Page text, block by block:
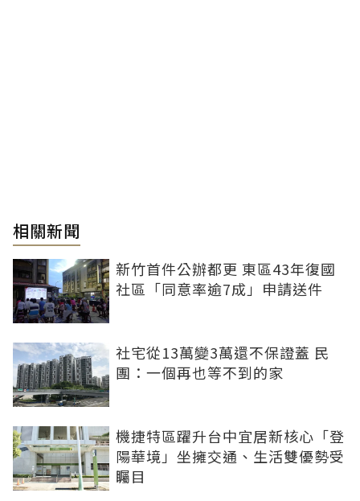
相關新聞
新竹首件公辦都更 東區43年復國
社區「同意率逾7成」申請送件
社宅從13萬變3萬還不保證蓋 民
團：一個再也等不到的家
機捷特區躍升台中宜居新核心「登
陽華境」坐擁交通、生活雙優勢受
矚目